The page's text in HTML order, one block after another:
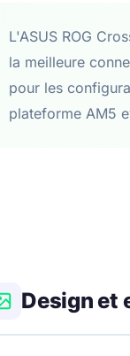
L'ASUS ROG
la meilleure
pour les
plateforme AM5
Design et